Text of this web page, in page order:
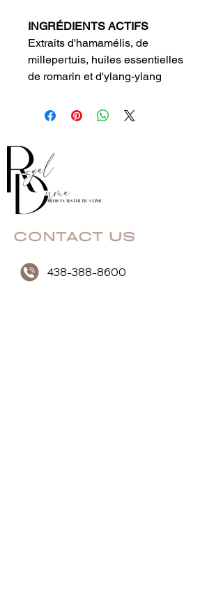
INGRÉDIENTS ACTIFS
Extraits d'hamamélis, de
millepertuis, huiles essentielles
de romarin et d'ylang-ylang
438-388-8600